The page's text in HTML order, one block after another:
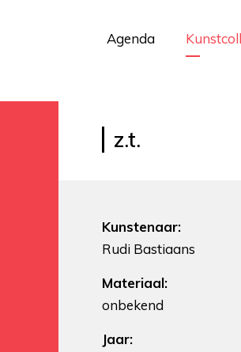
Agenda
z.t.
Kunstenaar:
Rudi Bastiaans
Materiaal:
onbekend
Jaar: